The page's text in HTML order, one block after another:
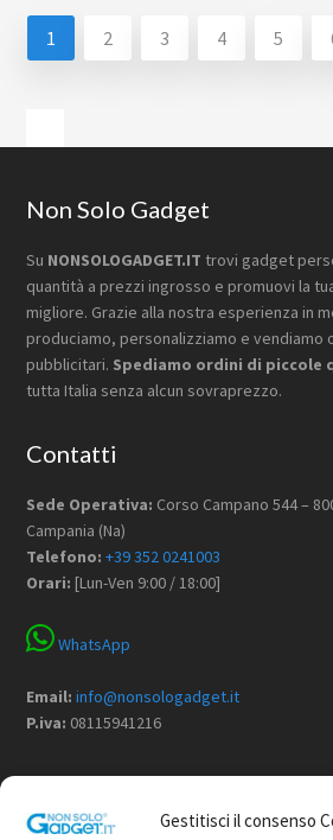
Gestitisci il consenso
1 2 3 4 5
Barra
primaria
Footer
Non Solo Gadget
Su NONSOLOGADGET.IT trovi gadget
quantità a prezzi ingrosso e promuovi la
migliore. Grazie alla nostra esperienza in
produciamo, personalizziamo e vendiamo
pubblicitari. Spediamo ordini di piccole
tutta Italia senza alcun sovraprezzo.
Contatti
Sede Operativa: Corso Campano 544 –
Campania (Na)
Telefono: +39 352 0241003
Orari: [Lun-Ven 9:00 / 18:00]
WhatsApp
Email: info@nonsologadget.it
P.iva: 08115941216
Menù